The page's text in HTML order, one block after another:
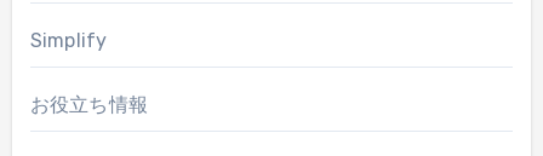
Simplify
お役立ち情報